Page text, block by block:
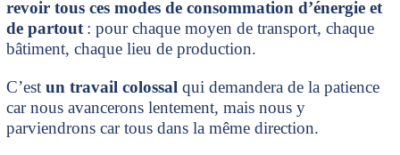
revoir tous ces modes de consommation d’énergie et
de partout : pour chaque moyen de transport, chaque
bâtiment, chaque lieu de production.
C’est un travail colossal qui demandera de la patience
car nous avancerons lentement, mais nous y
parviendrons car tous dans la même direction.